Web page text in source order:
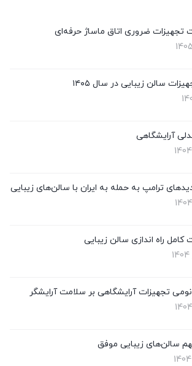
ضروری اتاق ماساژ حرفه‌ای
آرایشگاهی
ترامپ به حمله به ایران با سالن‌های زیبایی
راه‌ اندازی سالن زیبایی
تجهیزات آرایشگاهی بر سلامت آرایشگر